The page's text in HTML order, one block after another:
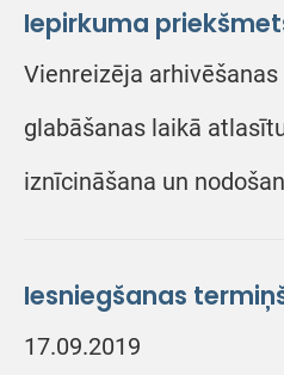
Iepirkuma
Vienreizēja
glabāšanas laikā
iznīcināšana un
Iesniegšanas
17.09.2019